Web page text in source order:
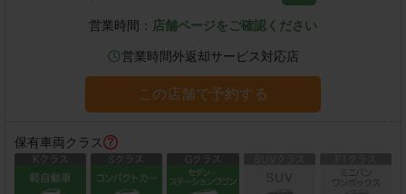
営業時間： 店舗ページをご確認ください
営業時間外返却サービス対応店
この店舗で予約する
保有車両クラス